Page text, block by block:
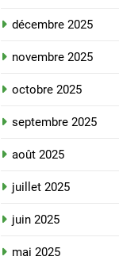
décembre 2025
novembre 2025
octobre 2025
septembre 2025
août 2025
juillet 2025
juin 2025
mai 2025